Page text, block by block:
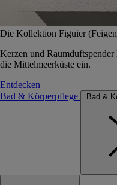
Die Kollektion Figuier
Kerzen und
die Mittelmeerküste ein.
Entdecken
Bad & Körperpflege
Bad &